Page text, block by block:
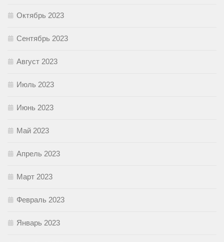
Октябрь 2023
Сентябрь 2023
Август 2023
Июль 2023
Июнь 2023
Май 2023
Апрель 2023
Март 2023
Февраль 2023
Январь 2023